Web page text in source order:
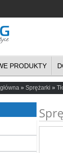
PRODUKTY
Sprężarki